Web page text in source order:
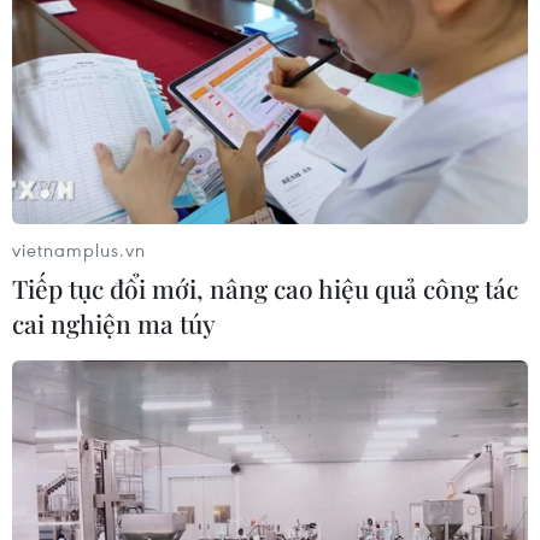
thống Lương Sơn TV đánh bạc lên tới
1.500 tỷ đồng/tháng
05/08/2026 04:57
Đình chỉ chức vụ một hiệu trưởng do
liên quan đường dây cá độ bóng đá
Cảnh báo lừa đảo mùa tựu trường:
Cẩn trọng với thủ đoạn giả danh, đặt
cọc
04/08/2026 14:55
Khởi tố vụ buôn bán hàng giả mạo
vietnamplus.vn
Tiếp tục đổi mới, nâng cao hiệu quả công tác
cai nghiện ma túy